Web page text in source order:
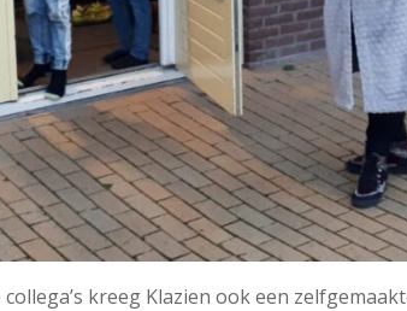
kreeg Klazien ook een